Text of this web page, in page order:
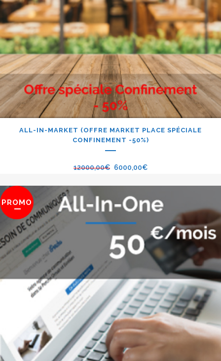
ALL-IN-MARKET (OFFRE MARKET PLACE SPÉCIALE
CONFINEMENT -50%)
12000,00€ 6000,00€
PROMO